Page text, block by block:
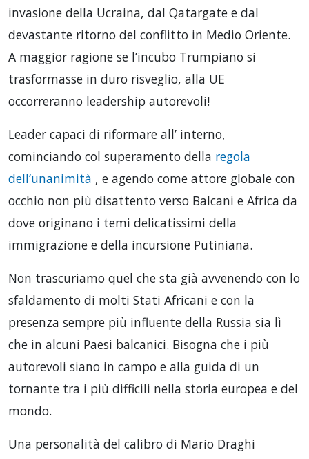
invasione della Ucraina, dal Qatargate e dal
devastante ritorno del conflitto in Medio Oriente.
A maggior ragione se l’incubo Trumpiano si
trasformasse in duro risveglio, alla UE
occorreranno leadership autorevoli!
Leader capaci di riformare all’ interno,
cominciando col superamento della regola
dell’unanimità , e agendo come attore globale con
occhio non più disattento verso Balcani e Africa da
dove originano i temi delicatissimi della
immigrazione e della incursione Putiniana.
Non trascuriamo quel che sta già avvenendo con lo
sfaldamento di molti Stati Africani e con la
presenza sempre più influente della Russia sia lì
che in alcuni Paesi balcanici. Bisogna che i più
autorevoli siano in campo e alla guida di un
tornante tra i più difficili nella storia europea e del
mondo.
Una personalità del calibro di Mario Draghi